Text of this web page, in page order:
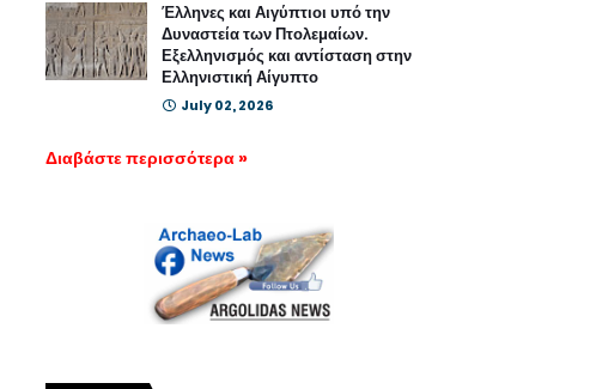
Έλληνες και Αιγύπτιοι υπό την
Δυναστεία των Πτολεμαίων.
Εξελληνισμός και αντίσταση στην
Ελληνιστική Αίγυπτο
July 02, 2026
Διαβάστε περισσότερα »